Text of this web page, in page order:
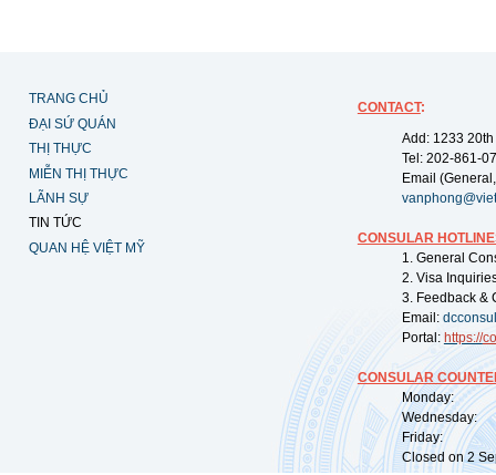
TRANG CHỦ
ĐẠI SỨ QUÁN
THỊ THỰC
MIỄN THỊ THỰC
LÃNH SỰ
TIN TỨC
QUAN HỆ VIỆT MỸ
CONTACT:
Add: 1233
Tel: 202-861-
Email
CONSULAR
1. General
2. Visa
3. Feedback &
Email:
Portal: https://
CONSULAR
Monday:
Wednesday:
Friday:
Closed on 2